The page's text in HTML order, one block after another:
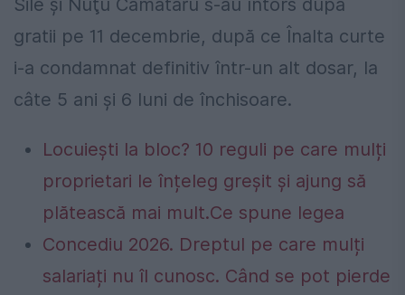
Sile şi Nuţu Cămătaru s-au întors după
gratii pe 11 decembrie, după ce Înalta curte
i-a condamnat definitiv într-un alt dosar, la
câte 5 ani şi 6 luni de închisoare.
Locuiești la bloc? 10 reguli pe care mulți
proprietari le înțeleg greșit și ajung să
plătească mai mult.Ce spune legea
Concediu 2026. Dreptul pe care mulți
salariați nu îl cunosc. Când se pot pierde